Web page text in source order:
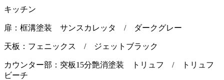
キッチン
扉：框溝塗装 サンスカレッタ / ダークグレー
天板：フェニックス / ジェットブラック
カウンター部：突板15分艶消塗装 トリュフ / トリュフ
ビーチ